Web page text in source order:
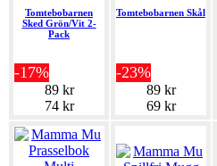
Tomtebobarnen
Sked Grön/Vit 2-
Pack
-17%
89 kr
74 kr
Tomtebobarnen Skål
-23%
89 kr
69 kr